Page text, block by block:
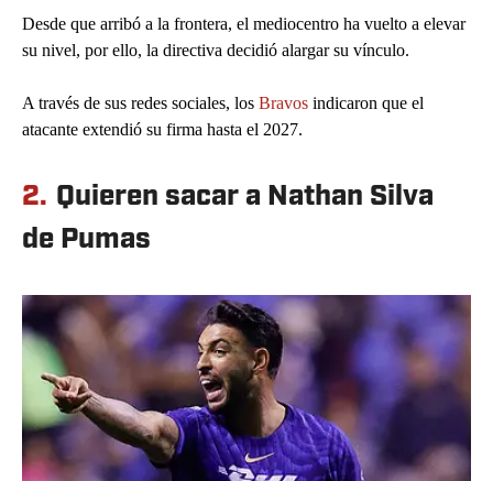
Desde que arribó a la frontera, el mediocentro ha vuelto a elevar
su nivel, por ello, la directiva decidió alargar su vínculo.
A través de sus redes sociales, los Bravos indicaron que el
atacante extendió su firma hasta el 2027.
2. Quieren sacar a Nathan Silva
de Pumas